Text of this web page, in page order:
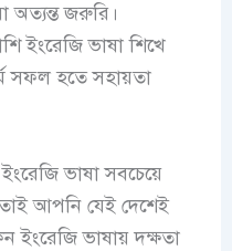
অত্যন্ত জরুরি।
ইংরেজি ভাষা শিখে
সফল হতে সহায়তা
ভাষা সবচেয়ে
আপনি যেই দেশেই
ইংরেজি ভাষায় দক্ষতা